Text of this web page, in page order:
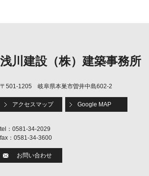
浅川建設（株）建築事務所
〒501-1205 岐阜県本巣市曽井中島602-2
アクセスマップ Google MAP
tel：0581-34-2029
fax：0581-34-3600
お問い合わせ